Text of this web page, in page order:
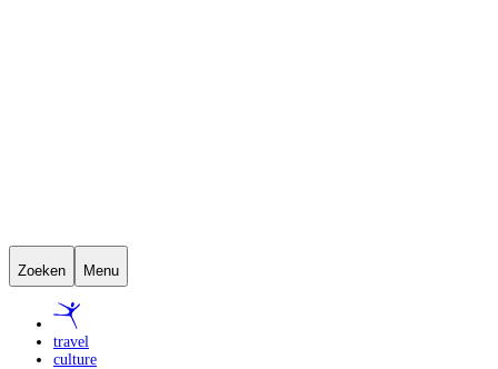
Zoeken Menu
travel
culture